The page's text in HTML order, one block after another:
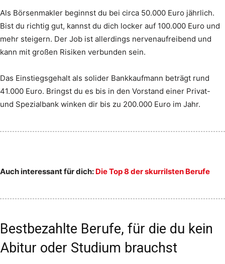
Als Börsenmakler beginnst du bei circa 50.000 Euro jährlich.
Bist du richtig gut, kannst du dich locker auf 100.000 Euro und
mehr steigern. Der Job ist allerdings nervenaufreibend und
kann mit großen Risiken verbunden sein.
Das Einstiegsgehalt als solider Bankkaufmann beträgt rund
41.000 Euro. Bringst du es bis in den Vorstand einer Privat-
und Spezialbank winken dir bis zu 200.000 Euro im Jahr.
Auch interessant für dich: Die Top 8 der skurrilsten Berufe
Bestbezahlte Berufe, für die du kein
Abitur oder Studium brauchst